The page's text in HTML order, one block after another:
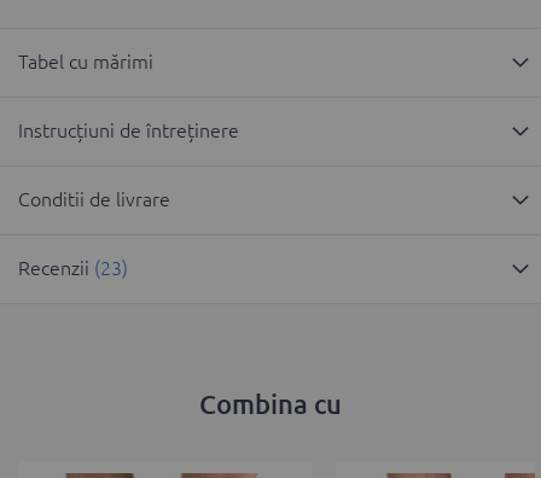
Tabel cu mărimi
Instrucțiuni de întreținere
Conditii de livrare
Recenzii 23
Combina cu